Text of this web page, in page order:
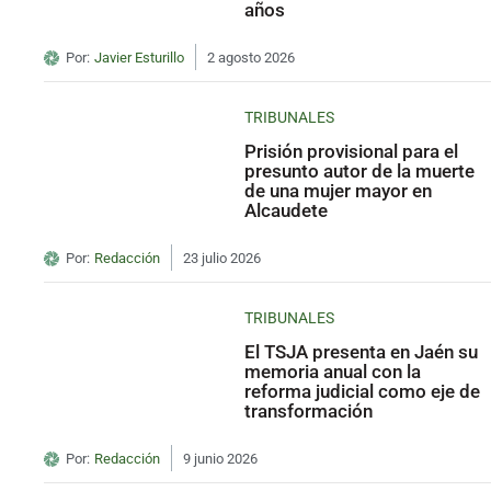
años
Por: Javier Esturillo 2 agosto 2026
TRIBUNALES
Prisión provisional para el
presunto autor de la muerte
de una mujer mayor en
Alcaudete
Por: Redacción 23 julio 2026
TRIBUNALES
El TSJA presenta en Jaén su
memoria anual con la
reforma judicial como eje de
transformación
Por: Redacción 9 junio 2026